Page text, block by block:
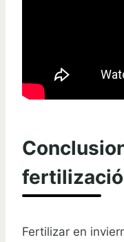
Fertilizar en